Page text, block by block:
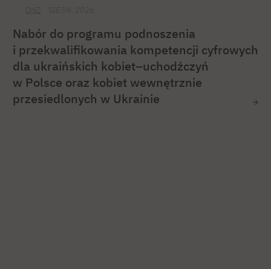
Nabór do programu podnoszenia
i przekwalifikowania kompetencji cyfrowych
dla ukraińskich kobiet–uchodźczyń
w Polsce oraz kobiet wewnętrznie
przesiedlonych w Ukrainie